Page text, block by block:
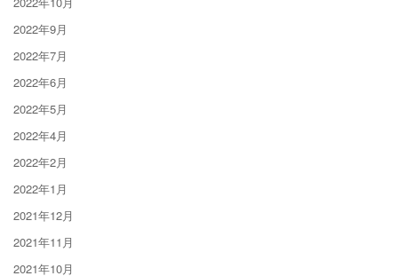
2022年9月
2022年7月
2022年6月
2022年5月
2022年4月
2022年2月
2022年1月
2021年12月
2021年11月
2021年10月